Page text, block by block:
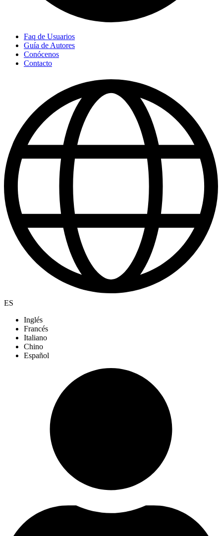
Faq de Usuarios
Guía de Autores
Conócenos
Contacto
ES
Inglés
Francés
Italiano
Chino
Español